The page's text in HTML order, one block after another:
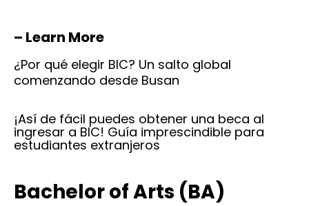
– Learn More
¿Por qué elegir BIC? Un salto global
comenzando desde Busan
¡Así de fácil puedes obtener una beca al
ingresar a BIC! Guía imprescindible para
estudiantes extranjeros
Bachelor of Arts (BA)